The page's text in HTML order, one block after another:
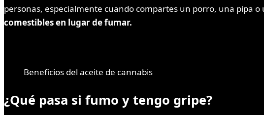
personas, especialmente cuando compartes un porro, una pipa
comestibles en lugar de fumar.
Beneficios del aceite de cannabis
¿Qué pasa si fumo y tengo gripe?